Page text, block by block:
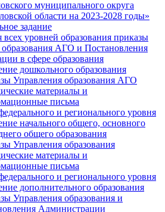
муниципального округа
области на 2023-2028 годы»
задание
уровней образования приказы
АГО и Постановления
в сфере образования
дошкольного образования
Управления образования АГО
материалы и
письма
и регионального уровня
начального общего, основного
общего образования
Управления образования
материалы и
письма
и регионального уровня
дополнительного образования
Управления образования и
Администрации